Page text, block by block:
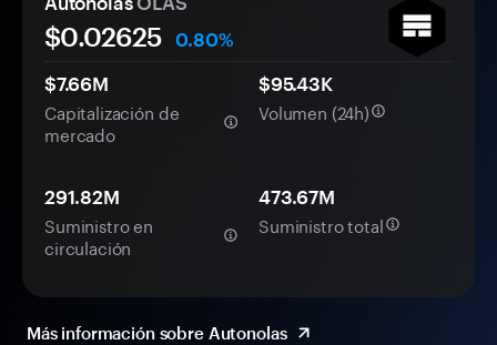
$0.02625
0.80%
$7.66M
Capitalización de
mercado
$95.43K
Volumen (24h)
291.82M
Suministro en
circulación
473.67M
Suministro total
Más información sobre Autonolas